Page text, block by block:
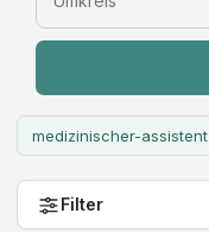
medizinischer-assistent
Filter